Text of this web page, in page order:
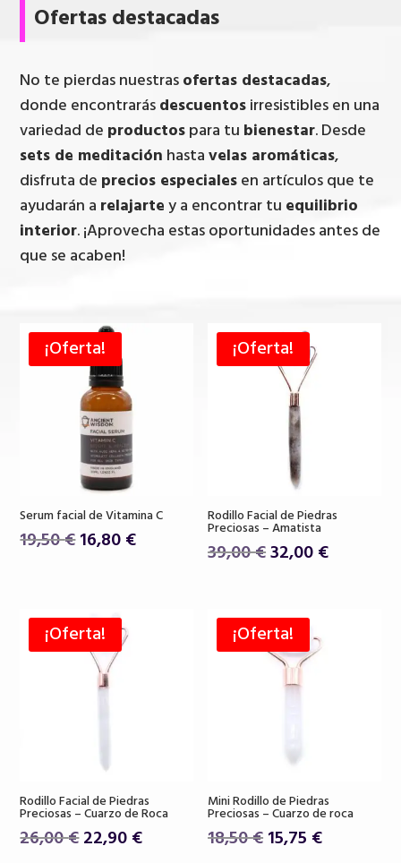
Ofertas destacadas
No te pierdas nuestrasofertas destacadas,
donde encontrarásdescuentosirresistibles en una
variedad de productospara tu bienestar. Desde
sets de meditación hastavelas aromáticas,
disfruta de precios especialesen artículos que te
ayudarán a relajartey a encontrar tu equilibrio
interior. ¡Aprovecha estas oportunidades antes de
que se acaben!
¡Oferta!
Serum facial de Vitamina C
19,50€El
19,50 €.
16,80€El
¡Oferta!
Rodillo Facial de Piedras
Preciosas – Amatista
39,00€El
era:
39,00 €.
32,00€El
¡Oferta!
Rodillo Facial de Piedras
Preciosas – Cuarzo de Roca
26,00€El
22,90€El
¡Oferta!
Mini Rodillo de Piedras
Preciosas – Cuarzo de roca
18,50€El
15,75 €El